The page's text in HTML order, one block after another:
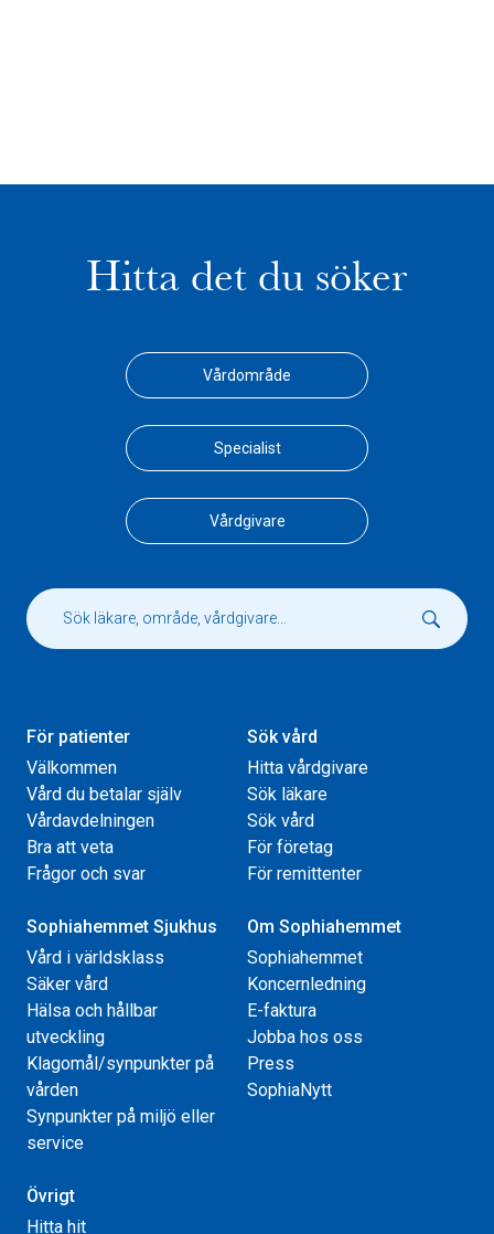
Hitta det du söker
Vårdområde
Specialist
Vårdgivare
För patienter
Välkommen
Vård du betalar själv
Vårdavdelningen
Bra att veta
Frågor och svar
Sök vård
Hitta vårdgivare
Sök läkare
Sök vård
För företag
För remittenter
Sophiahemmet Sjukhus
Vård i världsklass
Säker vård
Hälsa och hållbar
utveckling
Klagomål/synpunkter på
vården
Synpunkter på miljö eller
service
Om Sophiahemmet
Sophiahemmet
Koncernledning
E-faktura
Jobba hos oss
Press
SophiaNytt
Övrigt
Hitta hit